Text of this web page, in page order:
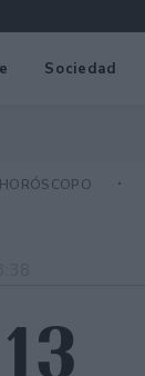
Sociedad
HORÓSCOPO